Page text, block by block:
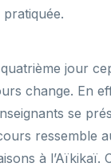
pratiquée.
jour
change. En
se
ressemble
à l’Aïkikaï.